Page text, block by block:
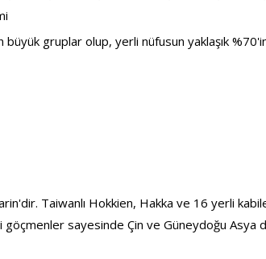
büyük gruplar olup, yerli nüfusun yaklaşık
Taiwanlı Hokkien, Hakka ve 16 yerli
göçmenler sayesinde Çin ve Güneydoğu Asya